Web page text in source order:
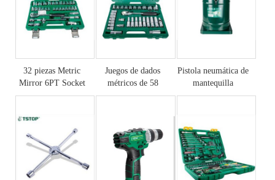
32 piezas Metric
Mirror 6PT Socket
Sets
Juegos de dados
métricos de 58
piezas
Pistola neumática de
mantequilla
automática Hit